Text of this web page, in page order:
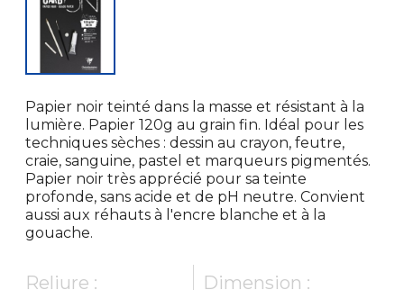
Papier noir teinté dans la masse et résistant à la
lumière. Papier 120g au grain fin. Idéal pour les
techniques sèches : dessin au crayon, feutre,
craie, sanguine, pastel et marqueurs pigmentés.
Papier noir très apprécié pour sa teinte
profonde, sans acide et de pH neutre. Convient
aussi aux réhauts à l'encre blanche et à la
gouache.
Reliure : Dimension :